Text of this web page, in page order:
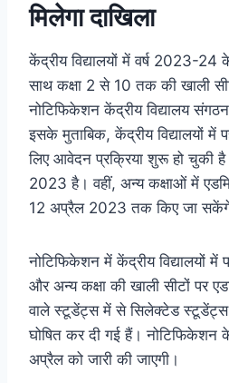
मिलेगा दाखिला
केंद्रीय विद्यालयों में वर्ष 2023-24
साथ कक्षा 2 से 10 तक की खाली
नोटिफिकेशन केंद्रीय विद्यालय संगठन
इसके मुताबिक, केंद्रीय विद्यालयों
लिए आवेदन प्रक्रिया शुरू हो चुकी
2023 है। वहीं, अन्य कक्षाओं में
12 अप्रैल 2023 तक किए जा
नोटिफिकेशन में केंद्रीय विद्यालयों में
और अन्य कक्षा की खाली सीटों पर
वाले स्टूडेंट्स में से सिलेक्टेड स्टूडेंट्स
घोषित कर दी गई हैं। नोटिफिकेशन
अप्रैल को जारी की जाएगी।